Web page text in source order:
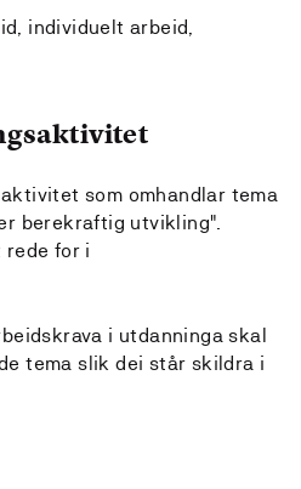
individuelt arbeid,
som omhandlar tema
berekraftig utvikling".
for i
i utdanninga skal
tema slik dei står skildra i